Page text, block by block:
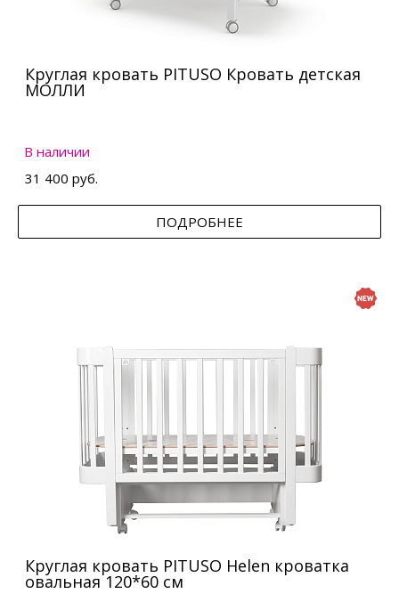
Круглая кровать PITUSO Кровать детская
МОЛЛИ
В наличии
31 400 руб.
ПОДРОБНЕЕ
Круглая кровать PITUSO Helen кроватка
овальная 120*60 см